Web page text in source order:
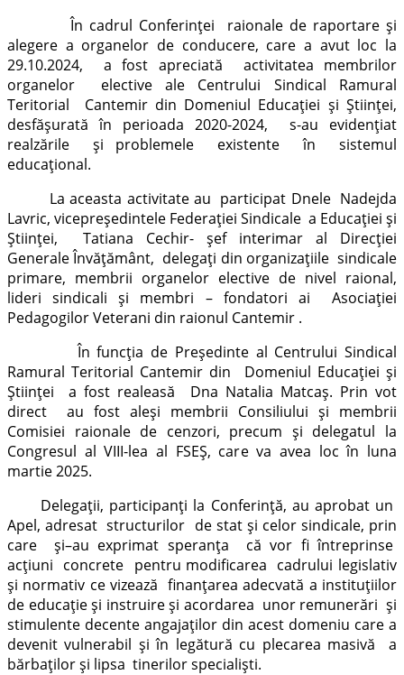
În cadrul Conferinței raionale de raportare și
alegere a organelor de conducere, care a avut loc la
29.10.2024, a fost apreciată activitatea membrilor
organelor elective ale Centrului Sindical Ramural
Teritorial Cantemir din Domeniul Educației și Științei,
desfășurată în perioada 2020-2024, s-au evidențiat
realzările și problemele existente în sistemul
educațional.
La aceasta activitate au participat Dnele Nadejda
Lavric, vicepreședintele Federației Sindicale a Educației și
Științei, Tatiana Cechir- șef interimar al Direcției
Generale Învățământ, delegați din organizațiile sindicale
primare, membrii organelor elective de nivel raional,
lideri sindicali și membri – fondatori ai Asociației
Pedagogilor Veterani din raionul Cantemir .
În funcția de Președinte al Centrului Sindical
Ramural Teritorial Cantemir din Domeniul Educației și
Științei a fost realeasă Dna Natalia Matcaș. Prin vot
direct au fost aleși membrii Consiliului și membrii
Comisiei raionale de cenzori, precum și delegatul la
Congresul al VIII-lea al FSEȘ, care va avea loc în luna
martie 2025.
Delegații, participanți la Conferință, au aprobat un
Apel, adresat structurilor de stat și celor sindicale, prin
care și–au exprimat speranța că vor fi întreprinse
acțiuni concrete pentru modificarea cadrului legislativ
și normativ ce vizează finanțarea adecvată a instituțiilor
de educație și instruire și acordarea unor remunerări și
stimulente decente angajaților din acest domeniu care a
devenit vulnerabil și în legătură cu plecarea masivă a
bărbaților și lipsa tinerilor specialiști.